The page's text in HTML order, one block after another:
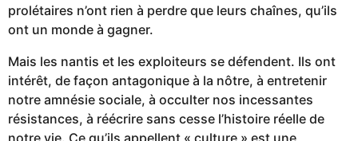
prolétaires n’ont rien à perdre que leurs chaînes, qu’ils
ont un monde à gagner.
Mais les nantis et les exploiteurs se défendent. Ils ont
intérêt, de façon antagonique à la nôtre, à entretenir
notre amnésie sociale, à occulter nos incessantes
résistances, à réécrire sans cesse l’histoire réelle de
notre vie. Ce qu’ils appellent « culture » est une